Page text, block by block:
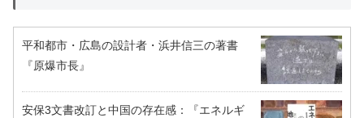
平和都市・広島の設計者・浜井信三の著書
『原爆市長』
安保3文書改訂と中国の存在感：『エネルギ